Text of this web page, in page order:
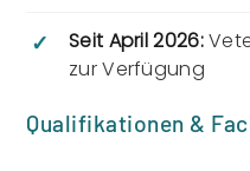
✓ Seit April 2026:
zur Verfügung
Qualifikationen &